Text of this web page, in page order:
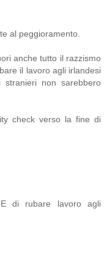
al peggioramento.
anche tutto il razzismo
il lavoro agli irlandesi
non sarebbero
check verso la fine di
di rubare lavoro agli